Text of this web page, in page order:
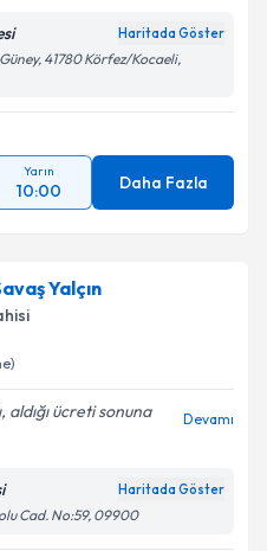
Haritada Göster
41780 Körfez/Kocaeli,
Yarın
10:00 Daha Fazla
Yalçın
aldığı ücreti sonuna
Devamı
Haritada Göster
Cad. No:59, 09900